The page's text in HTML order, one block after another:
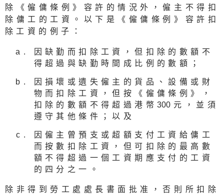
除《僱傭條例》容許的情況外，僱主不得扣
除傭工的工資。以下是《僱傭條例》容許扣
除工資的例子：
因缺勤而扣除工資，但扣除的數額不
得超過與缺勤時間成比例的數額；
因損壞或遺失僱主的貨品、設備或財
物而扣除工資，但按《僱傭條例》，
扣除的數額不得超過港幣 300元，並須
遵守其他條件；以及
因僱主曾預支或超額支付工資給傭工
而按數扣除工資，但可扣除的最高數
額不得超過一個工資期應支付的工資
的四分之一。
除非得到勞工處處長書面批准，否則所扣除